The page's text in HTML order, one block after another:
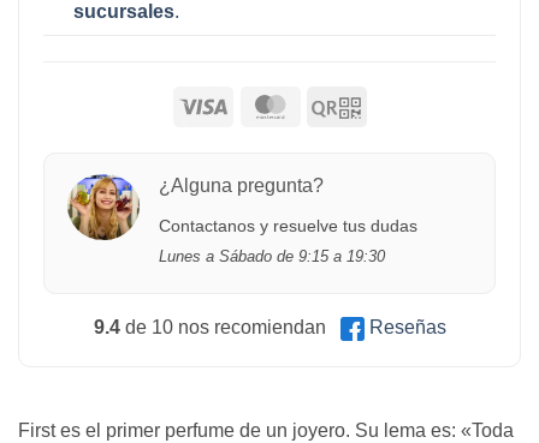
sucursales.
¿Alguna pregunta?
Contactanos y resuelve tus dudas
Lunes a Sábado de 9:15 a 19:30
9.4de 10 nos recomiendan Reseñas
First es el primer perfume de un joyero. Su lema es: «Toda